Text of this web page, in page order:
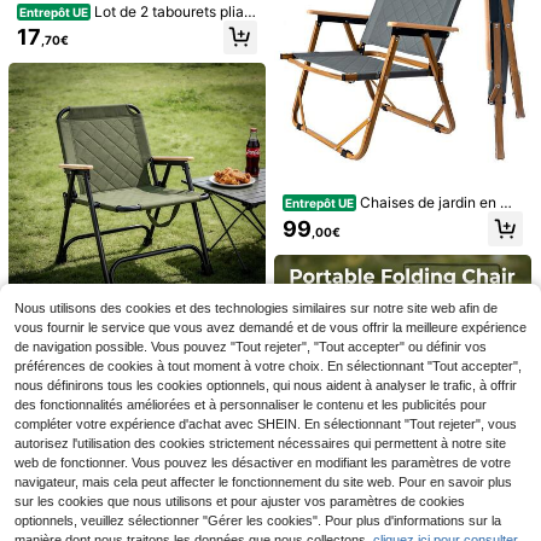
Entrepôt UE HaluPeit Bibliothèque, é
tagère sur pied à 6 niveaux, étagère
s étroites, étagère ouverte, style ind
ustriel, cadre en métal, convient po
ur bureau, salon, chambre, cuisine
30,49€
Entrepôt UE Lot de 2 tabourets pliant
s pour enfants de 22 cm – Marchepi
eds pour enfants, chaise pliante plia
ed pour enfants (noir)
12,33€
Économiser 3,30€
Entrepôt UE
Bureau d'ordinateur à 6 t
Entrepôt UE Lot de 2 tabourets pliant
s de 40 cm - Tabouret pliant blanc,
tabouret de salle de bain, repose-pi
eds pliant, supportant jusqu'à 136 k
g pour adultes
17 ,70€
Chaises pliantes d'extér
ieur avec poignée, chaise de pêche
robuste pliable jusqu'à 120 kg, chai
se de jardin classique pour le jardin
et le camping - Chaise de camping
pliable
94,00€
Entrepôt UE Chaises de jardin en mé
tal, chaise de camping pliante avec
poignée, pour le camping, la plage,
portable, durable, essentielle pour l
es vacances, trois couleurs disponi
bles
99 ,00€
Entrepôt UE
Chaise de détente, Chai
Nous utilisons des cookies et des technologies similaires sur notre site web afin de
vous fournir le service que vous avez demandé et de vous offrir la meilleure expérience
de navigation possible. Vous pouvez "Tout rejeter", "Tout accepter" ou définir vos
préférences de cookies à tout moment à votre choix. En sélectionnant "Tout accepter",
nous définirons tous les cookies optionnels, qui nous aident à analyser le trafic, à offrir
des fonctionnalités améliorées et à personnaliser le contenu et les publicités pour
compléter votre expérience d'achat avec SHEIN. En sélectionnant "Tout rejeter", vous
autorisez l'utilisation des cookies strictement nécessaires qui permettent à notre site
web de fonctionner. Vous pouvez les désactiver en modifiant les paramètres de votre
navigateur, mais cela peut affecter le fonctionnement du site web. Pour en savoir plus
sur les cookies que nous utilisons et pour ajuster vos paramètres de cookies
optionnels, veuillez sélectionner "Gérer les cookies". Pour plus d'informations sur la